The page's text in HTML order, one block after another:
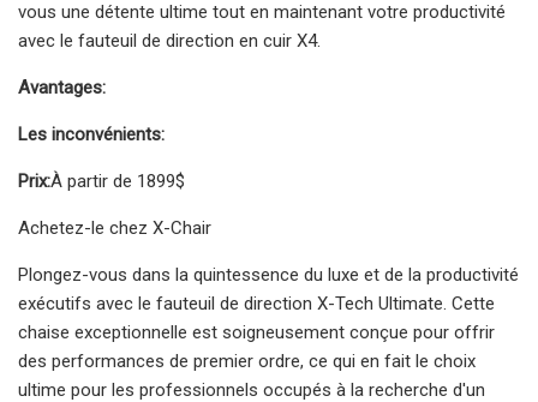
vous une détente ultime tout en maintenant votre productivité
avec le fauteuil de direction en cuir X4.
Avantages:
Les inconvénients:
Prix:À partir de 1899$
Achetez-le chez X-Chair
Plongez-vous dans la quintessence du luxe et de la productivité
exécutifs avec le fauteuil de direction X-Tech Ultimate. Cette
chaise exceptionnelle est soigneusement conçue pour offrir
des performances de premier ordre, ce qui en fait le choix
ultime pour les professionnels occupés à la recherche d'un